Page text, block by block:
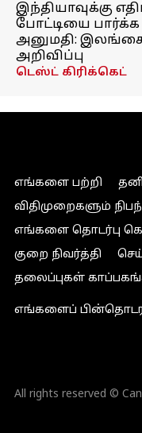
இந்தியாவுக்கு
போட்டியை பார்க்க
அனுமதி: இலங்கை
அறிவிப்பு
டெஸ்ட் கிரிக்கெட்
எங்களை பற்றி
விதிமுறைகளும்
எங்களை தொடர்பு
குறை நிவர்த்தி
தலைப்புகள்
எங்களைப்
All rights reserved ©